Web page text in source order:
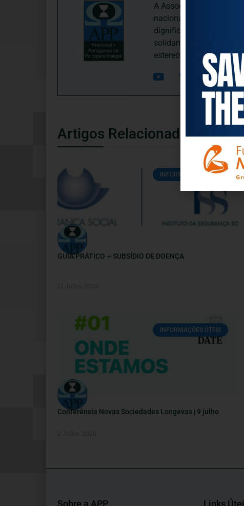
A Associação
nacional, dedica-se às
dignificação, respeito,
solidariedade
estereótipos negativos
Artigos Relacionados
INFORMAÇÕES ÚTEIS
GUIA PRÁTICO – SUBSÍDIO DE DOENÇA
INFORMAÇÕES ÚTEIS
Conferência Novas Sociedades Longevas | 9 julho
Sobre a APP Links